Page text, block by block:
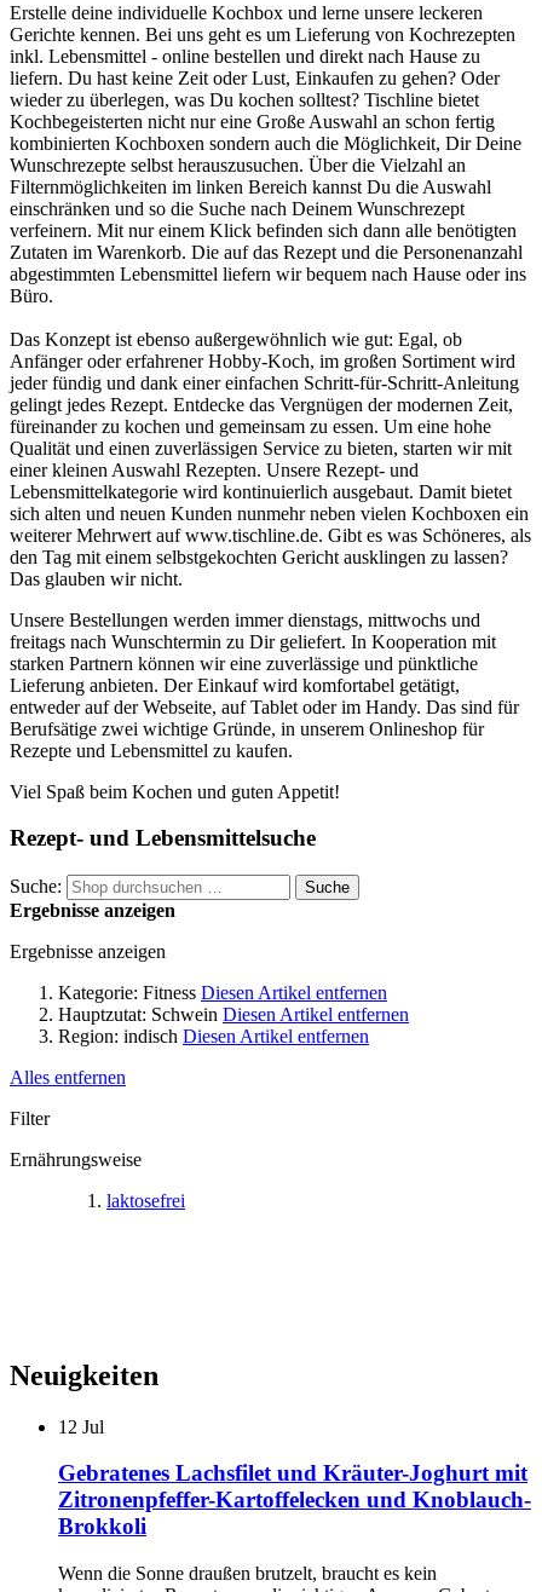
Erstelle deine individuelle Kochbox und lerne unsere leckeren
Gerichte kennen. Bei uns geht es um Lieferung von Kochrezepten
inkl. Lebensmittel - online bestellen und direkt nach Hause zu
liefern. Du hast keine Zeit oder Lust, Einkaufen zu gehen? Oder
wieder zu überlegen, was Du kochen solltest? Tischline bietet
Kochbegeisterten nicht nur eine Große Auswahl an schon fertig
kombinierten Kochboxen sondern auch die Möglichkeit, Dir Deine
Wunschrezepte selbst herauszusuchen. Über die Vielzahl an
Filternmöglichkeiten im linken Bereich kannst Du die Auswahl
einschränken und so die Suche nach Deinem Wunschrezept
verfeinern. Mit nur einem Klick befinden sich dann alle benötigten
Zutaten im Warenkorb. Die auf das Rezept und die Personenanzahl
abgestimmten Lebensmittel liefern wir bequem nach Hause oder ins
Büro.
Das Konzept ist ebenso außergewöhnlich wie gut: Egal, ob
Anfänger oder erfahrener Hobby-Koch, im großen Sortiment wird
jeder fündig und dank einer einfachen Schritt-für-Schritt-Anleitung
gelingt jedes Rezept. Entdecke das Vergnügen der modernen Zeit,
füreinander zu kochen und gemeinsam zu essen. Um eine hohe
Qualität und einen zuverlässigen Service zu bieten, starten wir mit
einer kleinen Auswahl Rezepten. Unsere Rezept- und
Lebensmittelkategorie wird kontinuierlich ausgebaut. Damit bietet
sich alten und neuen Kunden nunmehr neben vielen Kochboxen ein
weiterer Mehrwert auf www.tischline.de. Gibt es was Schöneres, als
den Tag mit einem selbstgekochten Gericht ausklingen zu lassen?
Das glauben wir nicht.
Unsere Bestellungen werden immer dienstags, mittwochs und
freitags nach Wunschtermin zu Dir geliefert. In Kooperation mit
starken Partnern können wir eine zuverlässige und pünktliche
Lieferung anbieten. Der Einkauf wird komfortabel getätigt,
entweder auf der Webseite, auf Tablet oder im Handy. Das sind für
Berufsätige zwei wichtige Gründe, in unserem Onlineshop für
Rezepte und Lebensmittel zu kaufen.
Viel Spaß beim Kochen und guten Appetit!
Rezept- und Lebensmittelsuche
Suche: Suche
Ergebnisse anzeigen
Ergebnisse anzeigen
Kategorie: Fitness Diesen Artikel entfernen
Hauptzutat: Schwein Diesen Artikel entfernen
Region: indisch Diesen Artikel entfernen
Alles entfernen
Filter
Ernährungsweise
laktosefrei
Neuigkeiten
12 Jul
Gebratenes Lachsfilet und Kräuter-Joghurt mit
Zitronenpfeffer-Kartoffelecken und Knoblauch-
Brokkoli
Wenn die Sonne draußen brutzelt, braucht es kein